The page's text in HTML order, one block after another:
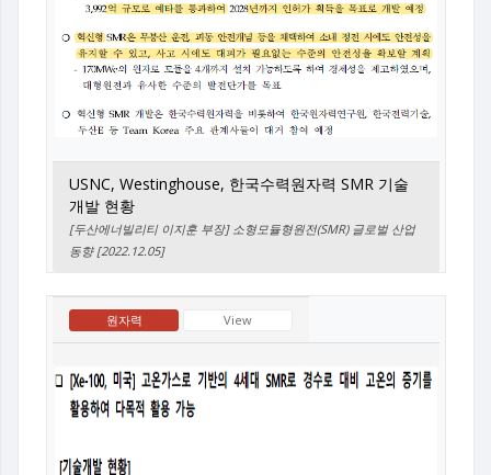
USNC, Westinghouse, 한국수력원자력 SMR 기술
개발 현황
[두산에너빌리티 이지훈 부장] 소형모듈형원전(SMR) 글로벌 산업
동향 [2022.12.05]
원자력 View